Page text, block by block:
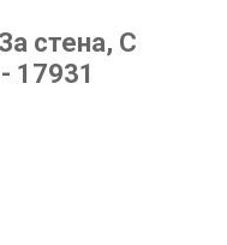
стена, С
17931